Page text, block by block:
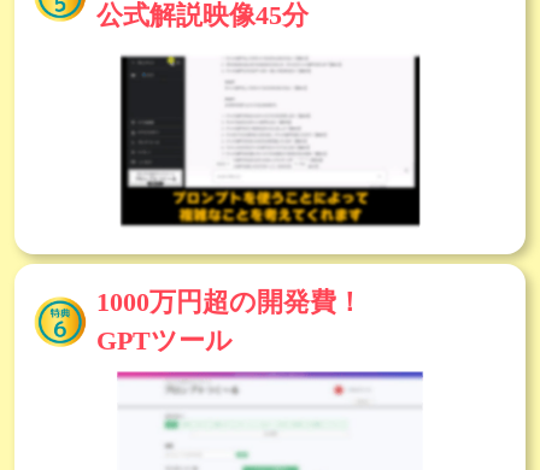
公式解説映像45分
1000万円超の開発費！
GPTツール